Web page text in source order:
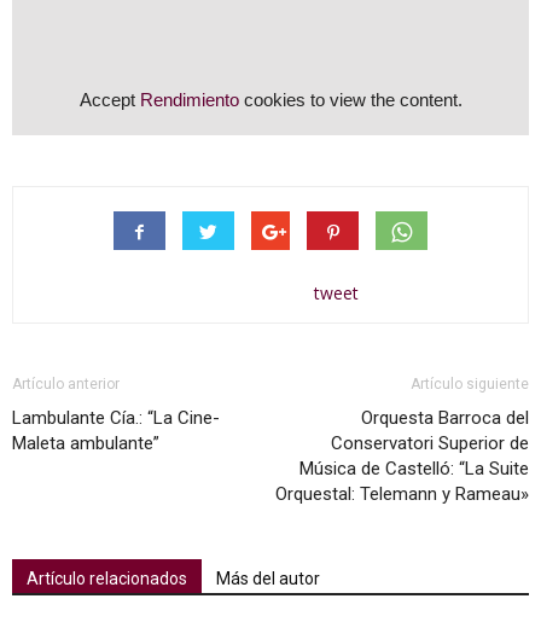
Accept Rendimientocookies to view the content.
tweet
Artículo anterior
Lambulante Cía.: “La Cine-
Maleta ambulante”
Artículo siguiente
Orquesta Barroca del
Conservatori Superior de
Música de Castelló: “La Suite
Orquestal: Telemann y Rameau»
Artículo relacionados Más del autor